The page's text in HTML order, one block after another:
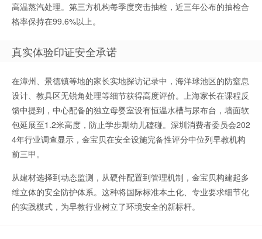
高温蒸汽处理。第三方机构每季度突击抽检，近三年公布的抽检合
格率保持在99.6%以上。
真实体验印证安全承诺
在漳州、景德镇等地的家长实地探访记录中，海洋球池区的防窒息
设计、教具区无锐角处理等细节获得高度评价。上海家长在课程反
馈中提到，中心配备的独立母婴室设有恒温水槽与尿布台，墙面软
包延展至1.2米高度，防止学步期幼儿磕碰。深圳消费者委员会202
4年行业调查显示，金宝贝在安全设施完备性评分中位列早教机构
前三甲。
从建材选择到动态监测，从硬件配置到管理机制，金宝贝构建起多
维立体的安全防护体系。这种将国际标准本土化、专业要求细节化
的实践模式，为早教行业树立了环境安全的新标杆。